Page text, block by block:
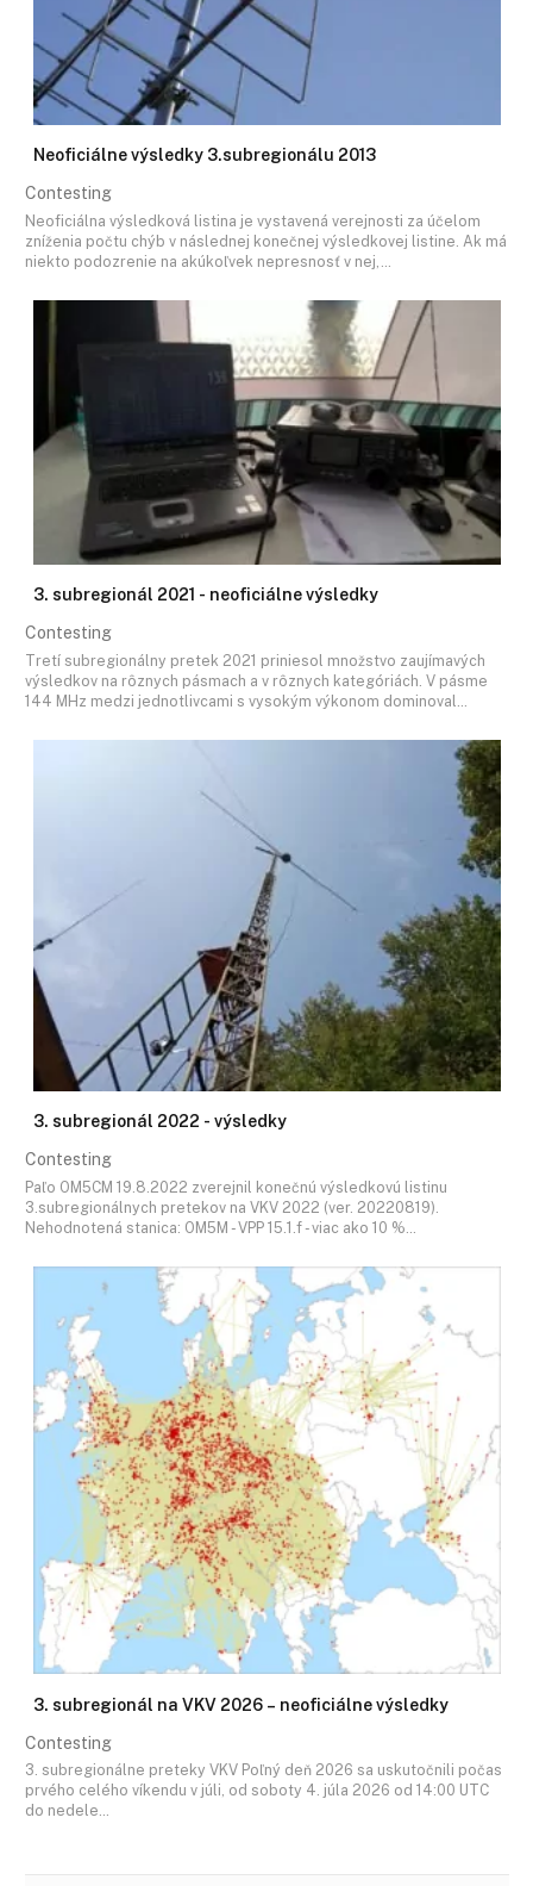
Neoficiálne výsledky 3.subregionálu 2013
Contesting
Neoficiálna výsledková listina je vystavená verejnosti za účelom
zníženia počtu chýb v následnej konečnej výsledkovej listine. Ak má
niekto podozrenie na akúkoľvek nepresnosť v nej,…
3. subregionál 2021 - neoficiálne výsledky
Contesting
Tretí subregionálny pretek 2021 priniesol množstvo zaujímavých
výsledkov na rôznych pásmach a v rôznych kategóriách. V pásme
144 MHz medzi jednotlivcami s vysokým výkonom dominoval…
3. subregionál 2022 - výsledky
Contesting
Paľo OM5CM 19.8.2022 zverejnil konečnú výsledkovú listinu
3.subregionálnych pretekov na VKV 2022 (ver. 20220819).
Nehodnotená stanica: OM5M - VPP 15.1.f - viac ako 10 %…
3. subregionál na VKV 2026 – neoficiálne výsledky
Contesting
3. subregionálne preteky VKV Poľný deň 2026 sa uskutočnili počas
prvého celého víkendu v júli, od soboty 4. júla 2026 od 14:00 UTC
do nedele…